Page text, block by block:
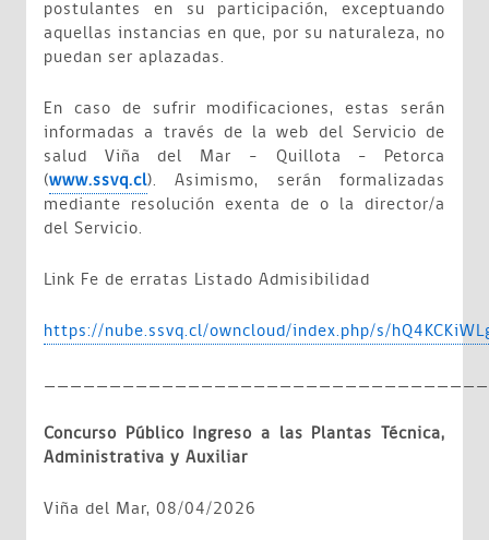
postulantes en su participación, exceptuando
aquellas instancias en que, por su naturaleza, no
puedan ser aplazadas.
En caso de sufrir modificaciones, estas serán
informadas a través de la web del Servicio de
salud Viña del Mar – Quillota - Petorca
(www.ssvq.cl). Asimismo, serán formalizadas
mediante resolución exenta de o la director/a
del Servicio.
Link Fe de erratas Listado Admisibilidad
https://nube.ssvq.cl/owncloud/index.php/s/
Concurso Público Ingreso a las Plantas Técnica,
Administrativa y Auxiliar
Viña del Mar, 08/04/2026